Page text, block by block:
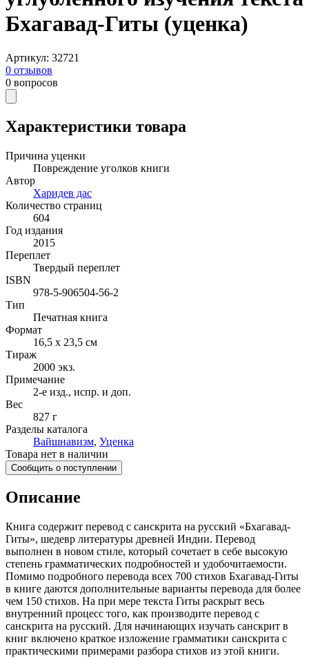
Бхагавад-Гиты (уценка)
Артикул: 32721
0 отзывов
0 вопросов
Характеристики товара
Причина уценки
Повреждение уголков книги
Автор
Харидев дас
Количество страниц
604
Год издания
2015
Переплет
Твердый переплет
ISBN
978-5-906504-56-2
Тип
Печатная книга
Формат
16,5 x 23,5 см
Тираж
2000 экз.
Примечание
2-е изд., испр. и доп.
Вес
827 г
Разделы каталога
Вайшнавизм, Уценка
Товара нет в наличии
Сообщить о поступлении
Описание
Книга содержит перевод с санскрита на русский «Бхагавад-
Гиты», шедевр литературы древней Индии. Перевод
выполнен в новом стиле, который сочетает в себе высокую
степень грамматических подробностей и удобочитаемости.
Помимо подробного перевода всех 700 стихов Бхагавад-Гиты
в книге даются дополнительные варианты перевода для более
чем 150 стихов. На при мере текста Гиты раскрыт весь
внутренний процесс того, как производите перевод с
санскрита на русский. Для начинающих изучать санскрит в
книг включено краткое изложение грамматики санскрита с
практическими примерами разбора стихов из этой книги.